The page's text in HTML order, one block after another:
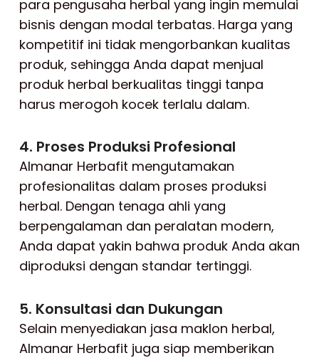
para pengusaha herbal yang ingin memulai
bisnis dengan modal terbatas. Harga yang
kompetitif ini tidak mengorbankan kualitas
produk, sehingga Anda dapat menjual
produk herbal berkualitas tinggi tanpa
harus merogoh kocek terlalu dalam.
4. Proses Produksi Profesional
Almanar Herbafit mengutamakan
profesionalitas dalam proses produksi
herbal. Dengan tenaga ahli yang
berpengalaman dan peralatan modern,
Anda dapat yakin bahwa produk Anda akan
diproduksi dengan standar tertinggi.
5. Konsultasi dan Dukungan
Selain menyediakan jasa maklon herbal,
Almanar Herbafit juga siap memberikan